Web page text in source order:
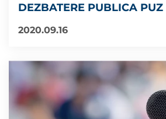
DEZBATERE PUBLICA
2020.09.16